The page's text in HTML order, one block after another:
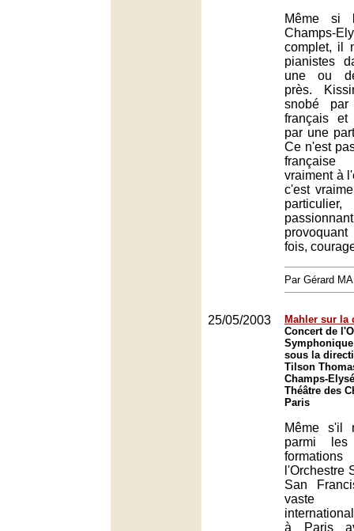
Même si
Champs-
complet, il
pianistes
une ou
près.
snobé
français et
par une
Ce n'est
vraiment à
c'est
fois,
Par Gérard
25/05/2003
Mahler sur la
Concert de
sous la
Tilson
Champs-
Théâtre des
Paris
Même s'il
parmi
l'Orchestre
San
vaste
à Paris